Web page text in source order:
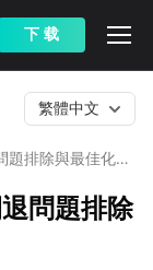
下 载
題排除與最佳化指
繁體中文
問題排除